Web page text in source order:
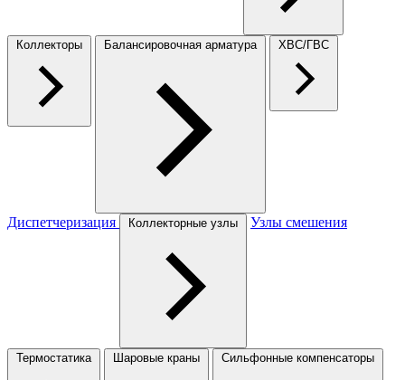
Коллекторы Балансировочная арматура ХВС/ГВС
Диспетчеризация Коллекторные узлы Узлы смешения
Термостатика Шаровые краны Сильфонные компенсаторы